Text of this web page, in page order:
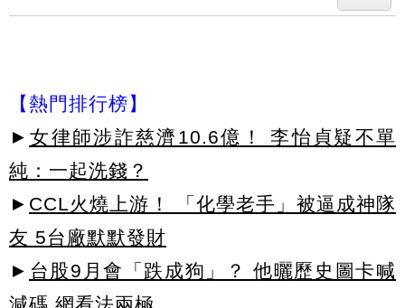
【熱門排行榜】
► 女律師涉詐慈濟10.6億！ 李怡貞疑不單
純：一起洗錢？
► CCL火燒上游！ 「化學老手」被逼成神隊
友 5台廠默默發財
► 台股9月會「跌成狗」？ 他曬歷史圖卡喊